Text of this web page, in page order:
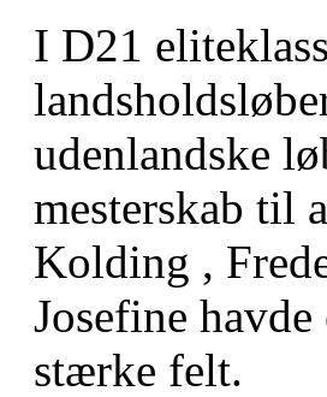
I D21
udenlandske
mesterskab til
Kolding ,
Josefine
stærke felt.